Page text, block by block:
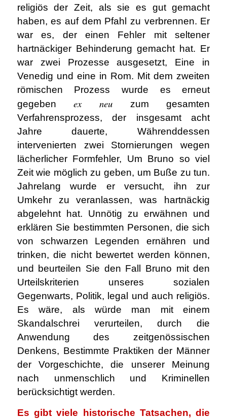
religiös der Zeit, als sie es gut gemacht
haben, es auf dem Pfahl zu verbrennen. Er
war es, der einen Fehler mit seltener
hartnäckiger Behinderung gemacht hat. Er
war zwei Prozesse ausgesetzt, Eine in
Venedig und eine in Rom. Mit dem zweiten
römischen Prozess wurde es erneut
gegebenex neu zum gesamten
Verfahrensprozess, der insgesamt acht
Jahre dauerte, Währenddessen
intervenierten zwei Stornierungen wegen
lächerlicher Formfehler, Um Bruno so viel
Zeit wie möglich zu geben, um Buße zu tun.
Jahrelang wurde er versucht, ihn zur
Umkehr zu veranlassen, was hartnäckig
abgelehnt hat. Unnötig zu erwähnen und
erklären Sie bestimmten Personen, die sich
von schwarzen Legenden ernähren und
trinken, die nicht bewertet werden können,
und beurteilen Sie den Fall Bruno mit den
Urteilskriterien unseres sozialen
Gegenwarts, Politik, legal und auch religiös.
Es wäre, als würde man mit einem
Skandalschrei verurteilen, durch die
Anwendung des zeitgenössischen
Denkens, Bestimmte Praktiken der Männer
der Vorgeschichte, die unserer Meinung
nach unmenschlich und Kriminellen
berücksichtigt werden.
Es gibt viele historische Tatsachen, die